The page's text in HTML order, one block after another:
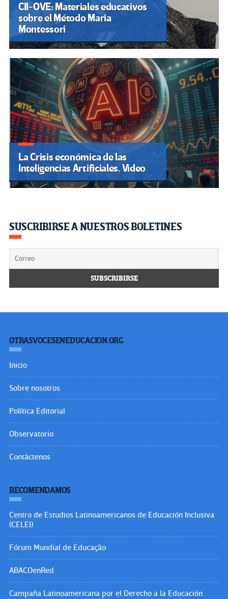
CII-OVE: Materiales educativos
sobre el Método Maria
Montessori
La Crisis económica de las
Inteligencias Artificiales. Video
SUSCRIBIRSE A NUESTROS BOLETINES
OTRASVOCESENEDUCACION.ORG
Inicio
Sobre nosotros
Política Editorial
Observatorio
Contáctenos
RECOMENDAMOS
Centro de Estudios Latinoamericanos de Educación Inclusiva
(CELEI)
Fórum Mundial de Educação
ABACOenRed
Campaña Latinoamericana por el Derecho a la Educación